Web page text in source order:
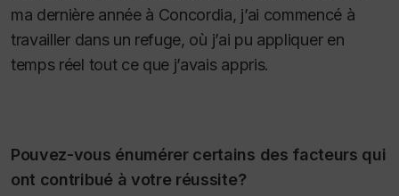
ma dernière année à Concordia, j’ai commencé à
travailler dans un refuge, où j’ai pu appliquer en
temps réel tout ce que j’avais appris.
Pouvez-vous énumérer certains des facteurs qui
ont contribué à votre réussite?